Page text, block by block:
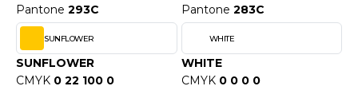
SEGURIDAD
Pantone 293C
Pantone 283C
SUNFLOWER
SUNFLOWER
CMYK 0 22 100 0
WHITE
WHITE
CMYK 0 0 0 0